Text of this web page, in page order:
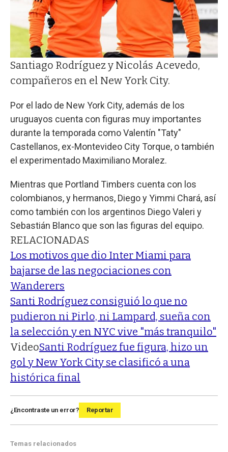
Santiago Rodríguez y Nicolás Acevedo,
compañeros en el New York City.
Por el lado de New York City, además de los
uruguayos cuenta con figuras muy importantes
durante la temporada como Valentín "Taty"
Castellanos, ex-Montevideo City Torque, o también
el experimentado Maximiliano Moralez.
Mientras que Portland Timbers cuenta con los
colombianos, y hermanos, Diego y Yimmi Chará, así
como también con los argentinos Diego Valeri y
Sebastián Blanco que son las figuras del equipo.
RELACIONADAS
Los motivos que dio Inter Miami para
bajarse de las negociaciones con
Wanderers
Santi Rodríguez consiguió lo que no
pudieron ni Pirlo, ni Lampard, sueña con
la selección y en NYC vive "más tranquilo"
VideoSanti Rodríguez fue figura, hizo un
gol y New York City se clasificó a una
histórica final
¿Encontraste un error? Reportar
Temas relacionados